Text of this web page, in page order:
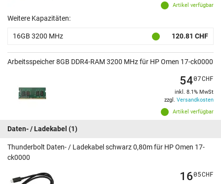
Artikel verfügbar
Weitere Kapazitäten:
16GB 3200 MHz 120.81 CHF
Arbeitsspeicher 8GB DDR4-RAM 3200 MHz für HP Omen 17-ck0000
Artikel verfügbar
5407CHF
inkl. 8.1% MwSt
zzgl. Versandkosten
Daten- / Ladekabel (1)
Thunderbolt Daten- / Ladekabel schwarz 0,80m für HP Omen 17-
ck0000
1605CHF